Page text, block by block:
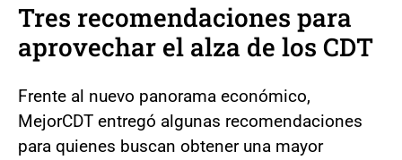
Tres recomendaciones para
aprovechar el alza de los CDT
Frente al nuevo panorama económico,
MejorCDT entregó algunas recomendaciones
para quienes buscan obtener una mayor